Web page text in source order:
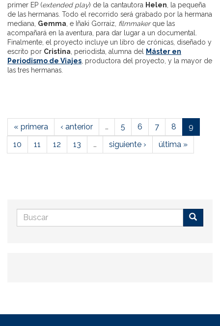
primer EP (extended play) de la cantautora Helen , la pequeña
de las hermanas. Todo el recorrido será grabado por la hermana
mediana, Gemma , e Iñaki Gorraiz, filmmakerque las
acompañará en la aventura, para dar lugar a un documental.
Finalmente, el proyecto incluye un libro de crónicas, diseñado y
escrito por Cristina , periodista, alumna del
Máster en
Periodismo de Viajes , productora del proyecto, y la mayor de
las tres hermanas.
« primera ‹ anterior … 5 6 7 8
9
10
11 12 13 … siguiente › última »
Formulario
de